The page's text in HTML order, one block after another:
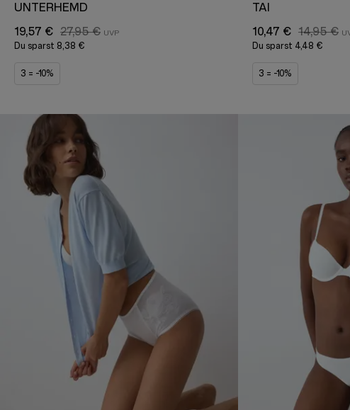
UNTERHEMD
19,57 € 27,95 €
Du sparst 8,38 €
3 = -10%
TAI
10,47 € 14,95 €
Du sparst 4,48 €
3 = -10%